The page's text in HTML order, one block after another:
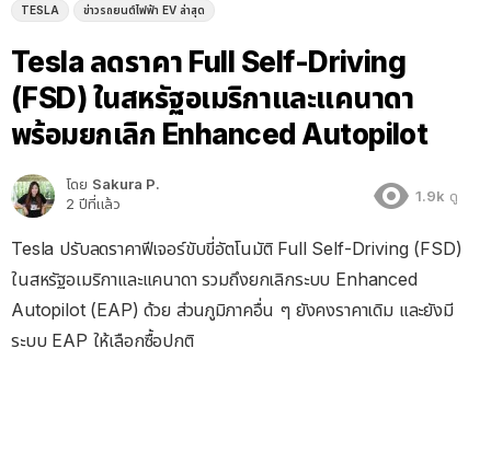
TESLA ข่าวรถยนต์ไฟฟ้า EV ล่าสุด
Tesla ลดราคา Full Self-Driving
(FSD) ในสหรัฐอเมริกาและแคนาดา
พร้อมยกเลิก Enhanced Autopilot
โดย Sakura P.
2 ปีที่แล้ว
1.9k ดู
Tesla ปรับลดราคาฟีเจอร์ขับขี่อัตโนมัติ Full Self-Driving (FSD)
ในสหรัฐอเมริกาและแคนาดา รวมถึงยกเลิกระบบ Enhanced
Autopilot (EAP) ด้วย ส่วนภูมิภาคอื่น ๆ ยังคงราคาเดิม และยังมี
ระบบ EAP ให้เลือกซื้อปกติ